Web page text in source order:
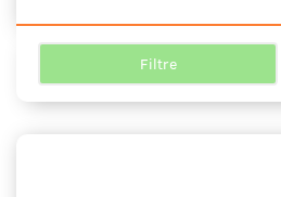
Filtre